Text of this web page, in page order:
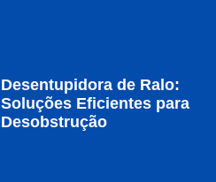
Desentupidora de Ralo:
Soluções Eficientes para
Desobstrução